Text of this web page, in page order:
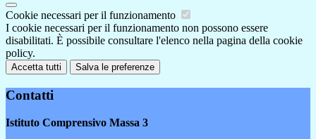
Cookie necessari per il funzionamento
I cookie necessari per il funzionamento non possono essere
disabilitati. È possibile consultare l'elenco nella pagina della cookie
policy.
Accetta tutti Salva le preferenze
Contatti
Istituto Comprensivo Massa 3